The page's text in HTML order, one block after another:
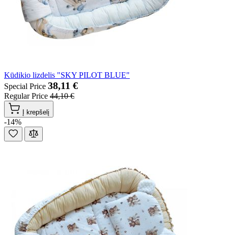
Kūdikio lizdelis "SKY PILOT BLUE"
Special Price 38,11 €
Regular Price 44,10 €
Į krepšelį
-14%